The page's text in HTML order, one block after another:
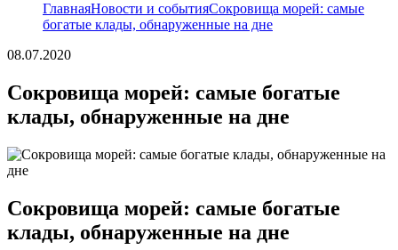
ГлавнаяНовости и событияСокровища морей: самые
богатые клады, обнаруженные на дне
08.07.2020
Сокровища морей: самые богатые
клады, обнаруженные на дне
Сокровища морей: самые богатые
клады, обнаруженные на дне